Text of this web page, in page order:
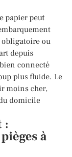
papier peut
obligatoire ou
depuis
connecté
plus fluide. Le
moins cher,
domicile
:
à